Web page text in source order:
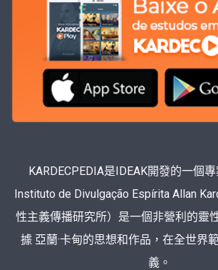
KARDECPEDIA是IDEAK開發的一個
Instituto de Divulgação Espírita Allan
性主義傳播研究所）是一個非營利的靈
據 亞蘭·卡甸的思想和作品，在全世界
義。